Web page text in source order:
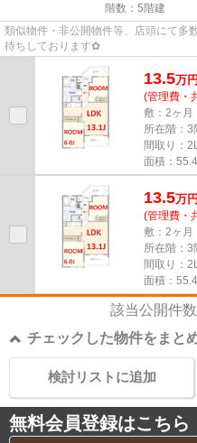
階数：5階建
類似物件・非公開物件等、店頭にて多
待ちしております✿
13.5万円
(管理費・
敷：2ヶ月
所在階：3
間取り：
面積：
13.5万円
(管理費・
敷：2ヶ月
所在階：3
間取り：
面積：
該当公開件数
チェックした物件をまと
検討リストに追加
無料会員登録はこちら